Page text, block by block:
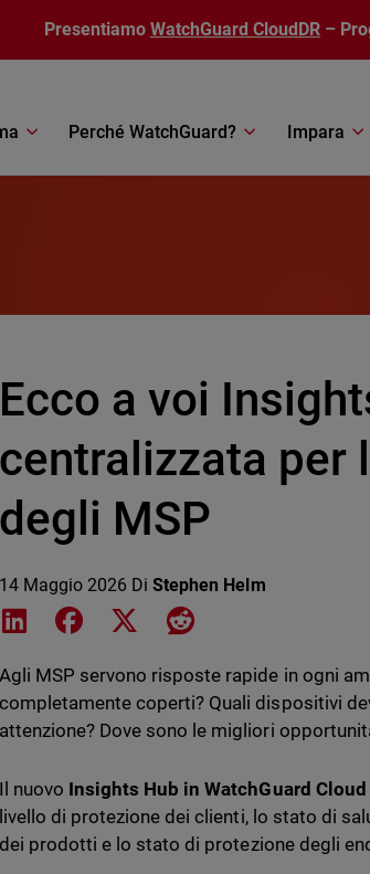
Presentiamo WatchGuard CloudDR –
Perché WatchGuard? Impara
Ecco a voi
centralizzata per
degli MSP
14 Maggio 2026 DiStephen Helm
Share on LinkedIn
Share on Facebook
Share on XShare on Reddit
Agli MSP servono risposte rapide in ogni
completamente coperti? Quali dispositivi
attenzione? Dove sono le migliori
Il nuovo Insights Hub in WatchGuard Cloud
livello di protezione dei clienti, lo stato di
dei prodotti e lo stato di protezione degli